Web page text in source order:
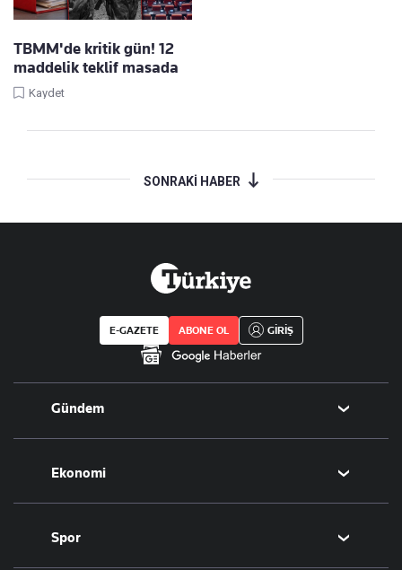
TBMM'de kritik gün! 12
maddelik teklif masada
Kaydet
SONRAKİ HABER
E-GAZETE ABONE OL GİRİŞ
Gündem
Eğitim
Ekonomi
Altın
Spor